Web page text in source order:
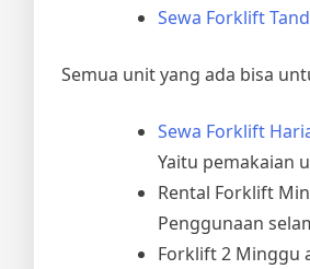
Sewa Forklift
Semua unit yang ada bisa
Sewa Forklift
Yaitu pemakaian
Rental Forklift
Penggunaan
Forklift 2 Minggu